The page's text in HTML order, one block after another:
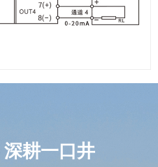
深耕一口井